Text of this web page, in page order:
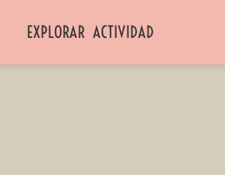
EXPLORAR ACTIVIDAD